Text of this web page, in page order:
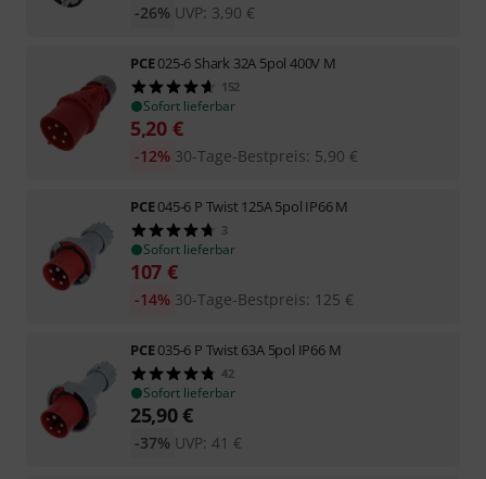
UVP: 3,90 €
-26%
PCE025-6 Shark 32A 5pol 400V M
152
Sofort lieferbar
5,20 €
30-Tage-Bestpreis: 5,90 €
-12%
PCE045-6 P Twist 125A 5pol IP66 M
3
Sofort lieferbar
107 €
30-Tage-Bestpreis: 125 €
-14%
PCE035-6 P Twist 63A 5pol IP66 M
42
Sofort lieferbar
25,90€
UVP: 41 €
-37%